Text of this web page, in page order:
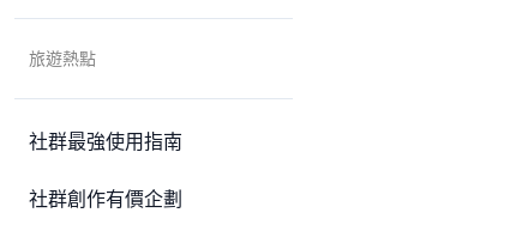
旅遊熱點
社群最強使用指南
社群創作有價企劃